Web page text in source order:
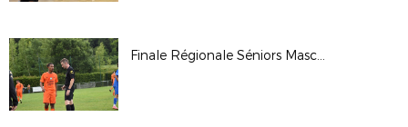
Finale Régionale Séniors Masculine 2025